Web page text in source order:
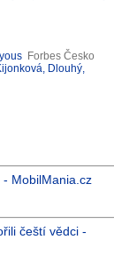
Forbes Česko
Dlouhý,
MobilMania.cz
čeští vědci -